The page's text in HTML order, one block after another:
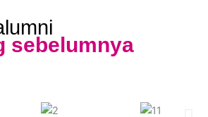
sebelumnya